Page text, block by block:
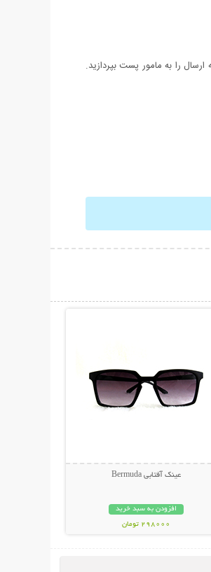
را به مامور پست بپردازید.
عینک آفتابی Bermuda
افزودن به سبد خرید
298000 تومان